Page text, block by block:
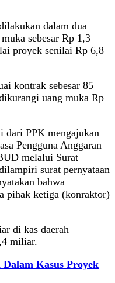
dalam dua
sebesar Rp 1,3
proyek senilai Rp 6,8
kontrak sebesar 85
uang muka Rp
dari PPK mengajukan
Pengguna Anggaran
melalui Surat
surat pernyataan
bahwa
pihak ketiga (konraktor)
di kas daerah
miliar.
Kasus Proyek